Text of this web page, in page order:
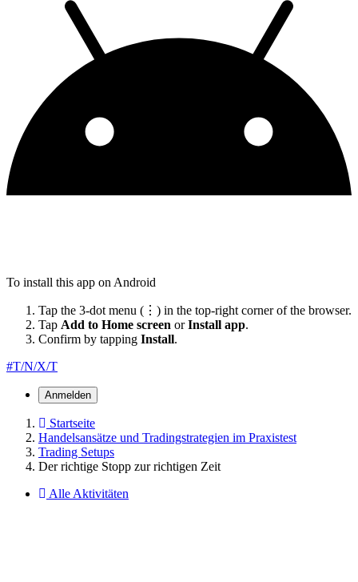
To install this app on Android
Tap the 3-dot menu (⋮) in the top-right corner of the browser.
Tap Add to Home screen orInstall app.
Confirm by tapping Install.
#T/N/X/T
Anmelden
Startseite
Handelsansätze und Tradingstrategien im Praxistest
Trading Setups
Der richtige Stopp zur richtigen Zeit
Alle Aktivitäten